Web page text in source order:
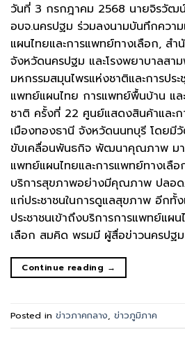
วันที่ 3 กรกฎาคม 2568 นายจิรวัฒ
อบจ.นครปฐม ร่วมลงนามบันทึกควา
แผนไทยและการแพทย์ทางเลือก, ส
จังหวัดนครปฐม และโรงพยาบาลส
มหกรรมสมุนไพรแห่งชาติและการประ
แพทย์แผนไทย การแพทย์พื้นบ้าน แล
ชาติ ครั้งที่ 22 ศูนย์แสดงสินค้าและก
เมืองทองธานี จังหวัดนนทบุรี โดยมี
ขับเคลื่อนพันธกิจ พัฒนาคุณภาพ มา
แพทย์แผนไทยและการแพทย์ทางเลือก
บริการสุขภาพอย่างมีคุณภาพ ปลอด
แก่ประชาชนในการดูแลสุขภาพ อีกทั้
ประชาชนเข้าถึงบริการการแพทย์แผ
เลือก สมคิด พรมมี ผู้สื่อข่าวนครปฐม
Continue reading →
Posted in ข่าวภาคกลาง, ข่าวภูมิภาค